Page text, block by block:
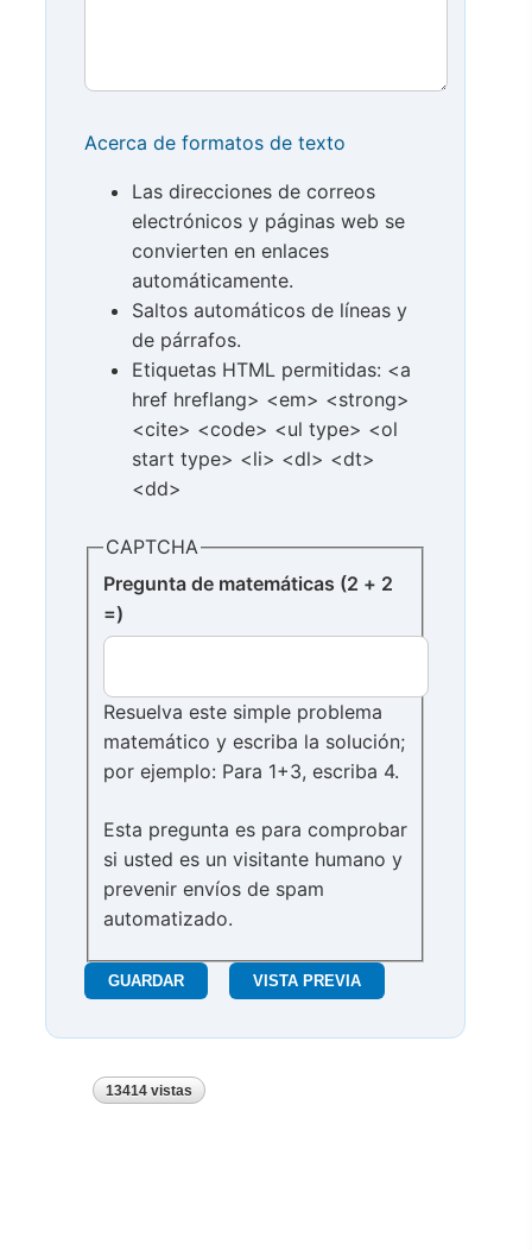
Acerca de formatos de texto
Las direcciones de correos
electrónicos y páginas web se
convierten en enlaces
automáticamente.
Saltos automáticos de líneas y
de párrafos.
Etiquetas HTML permitidas: <a
href hreflang> <em> <strong>
<cite> <code> <ul type> <ol
start type> <li> <dl> <dt>
<dd>
CAPTCHA
Pregunta de matemáticas (2 + 2
=)
Resuelva este simple problema
matemático y escriba la solución;
por ejemplo: Para 1+3, escriba 4.
Esta pregunta es para comprobar
si usted es un visitante humano y
prevenir envíos de spam
automatizado.
13414 vistas